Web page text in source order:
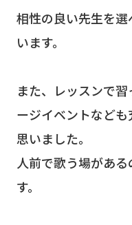
相性の良い先生を
います。
また、レッスンで
ージイベントなども
思いました。
人前で歌う場があ
す。